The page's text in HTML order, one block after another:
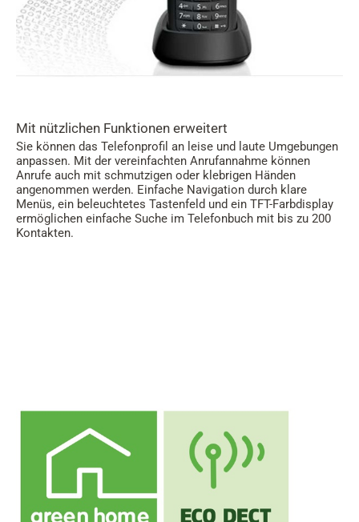
Mit nützlichen Funktionen erweitert
Sie können das Telefonprofil an leise und laute Umgebungen
anpassen. Mit der vereinfachten Anrufannahme können
Anrufe auch mit schmutzigen oder klebrigen Händen
angenommen werden. Einfache Navigation durch klare
Menüs, ein beleuchtetes Tastenfeld und ein TFT-Farbdisplay
ermöglichen einfache Suche im Telefonbuch mit bis zu 200
Kontakten.